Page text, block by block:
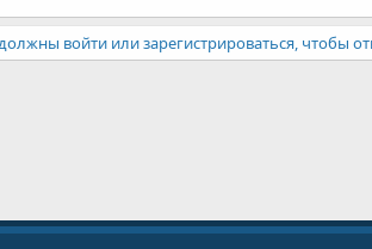
войти или зарегистрироваться, чтобы